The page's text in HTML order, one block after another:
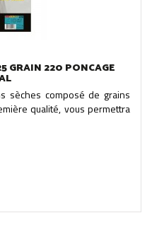
GRAIN 220 PONCAGE
sèches composé de grains
qualité, vous permettra